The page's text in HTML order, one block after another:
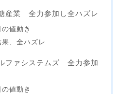
産業 全力参加し全ハズレ
値動き
、全ハズレ
ファシステムズ 全力参加
値動き